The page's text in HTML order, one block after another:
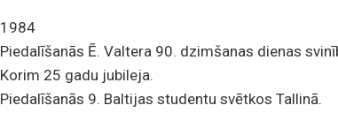
1984
Piedalīšanās Ē. Valtera 90. dzimšanas dienas
Korim 25 gadu jubileja.
Piedalīšanās 9. Baltijas studentu svētkos Tallinā.